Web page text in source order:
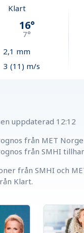
Klart
16°
7°
2,1 mm
3 (11) m/s
uppdaterad 12:12
från MET
från SMHI
från SMHI och
Klart.